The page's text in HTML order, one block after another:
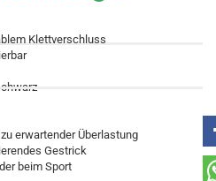
Klettverschluss
erwartender Überlastung
Gestrick
beim Sport